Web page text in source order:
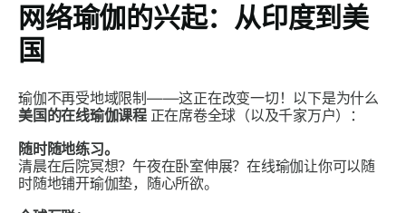
网络瑜伽的兴起：从印度到美
国
瑜伽不再受地域限制——这正在改变一切！以下是为什么
美国的在线瑜伽课程正在席卷全球（以及千家万户）：
随时随地练习。
清晨在后院冥想？午夜在卧室伸展？在线瑜伽让你可以随
时随地铺开瑜伽垫，随心所欲。